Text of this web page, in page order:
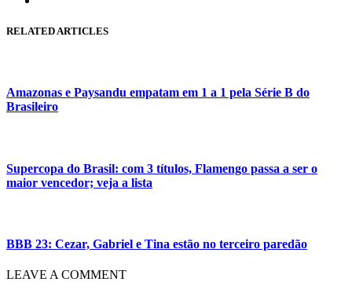
RELATED ARTICLES
Amazonas e Paysandu empatam em 1 a 1 pela Série B do
Brasileiro
Supercopa do Brasil: com 3 títulos, Flamengo passa a ser o
maior vencedor; veja a lista
BBB 23: Cezar, Gabriel e Tina estão no terceiro paredão
LEAVE A COMMENT